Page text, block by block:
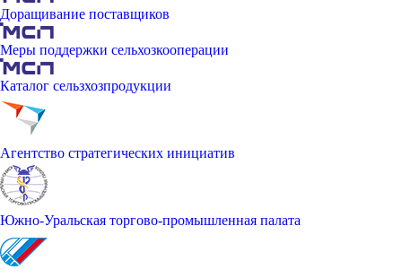
Доращивание поставщиков
Меры поддержки сельхозкооперации
Каталог сельзхозпродукции
Агентство стратегических инициатив
Южно-Уральская торгово-промышленная палата